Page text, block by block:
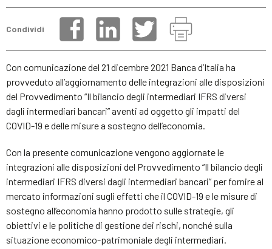
Condividi
Con comunicazione del 21 dicembre 2021 Banca d’Italia ha
provveduto all’aggiornamento delle integrazioni alle disposizioni
del Provvedimento “Il bilancio degli intermediari IFRS diversi
dagli intermediari bancari” aventi ad oggetto gli impatti del
COVID-19 e delle misure a sostegno dell’economia.
Con la presente comunicazione vengono aggiornate le
integrazioni alle disposizioni del Provvedimento “Il bilancio degli
intermediari IFRS diversi dagli intermediari bancari” per fornire al
mercato informazioni sugli effetti che il COVID-19 e le misure di
sostegno all’economia hanno prodotto sulle strategie, gli
obiettivi e le politiche di gestione dei rischi, nonché sulla
situazione economico-patrimoniale degli intermediari.